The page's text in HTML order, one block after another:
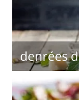
denrées